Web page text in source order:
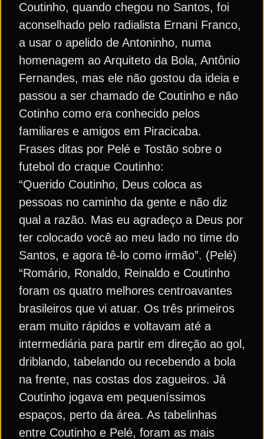
Coutinho, quando chegou no Santos, foi
aconselhado pelo radialista Ernani Franco,
a usar o apelido de Antoninho, numa
homenagem ao Arquiteto da Bola, Antônio
Fernandes, mas ele não gostou da ideia e
passou a ser chamado de Coutinho e não
Cotinho como era conhecido pelos
familiares e amigos em Piracicaba.
Frases ditas por Pelé e Tostão sobre o
futebol do craque Coutinho:
“Querido Coutinho, Deus coloca as
pessoas no caminho da gente e não diz
qual a razão. Mas eu agradeço a Deus por
ter colocado você ao meu lado no time do
Santos, e agora tê-lo como irmão”. (Pelé)
“Romário, Ronaldo, Reinaldo e Coutinho
foram os quatro melhores centroavantes
brasileiros que vi atuar. Os três primeiros
eram muito rápidos e voltavam até a
intermediária para partir em direção ao gol,
driblando, tabelando ou recebendo a bola
na frente, nas costas dos zagueiros. Já
Coutinho jogava em pequeníssimos
espaços, perto da área. As tabelinhas
entre Coutinho e Pelé, foram as mais